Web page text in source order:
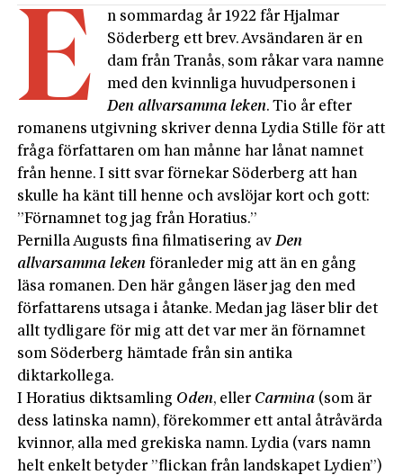
E
n sommardag år 1922 får Hjalmar
Söderberg ett brev. Avsändaren är en
dam från Tranås, som råkar vara namne
med den kvinnliga huvudpersonen i
Den allvarsamma leken. Tio år efter
romanens utgivning skriver denna Lydia Stille för att
fråga författaren om han månne har lånat namnet
från henne. I sitt svar förnekar Söderberg att han
skulle ha känt till henne och avslöjar kort och gott:
”Förnamnet tog jag från Horatius.”
Pernilla Augusts fina filmatisering avDen
allvarsamma leken föranleder mig att än en gång
läsa romanen. Den här gången läser jag den med
författarens utsaga i åtanke. Medan jag läser blir det
allt tydligare för mig att det var mer än förnamnet
som Söderberg hämtade från sin antika
diktarkollega.
I Horatius diktsamling Oden, eller Carmina (som är
dess latinska namn), förekommer ett antal åtråvärda
kvinnor, alla med grekiska namn. Lydia (vars namn
helt enkelt betyder ”flickan från landskapet Lydien”)